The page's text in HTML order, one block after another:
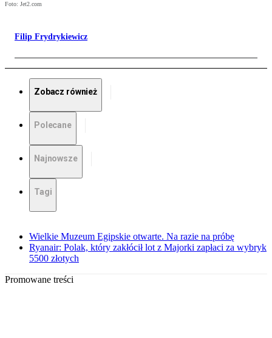
Foto: Jet2.com
Filip Frydrykiewicz
Zobacz również
Polecane
Najnowsze
Tagi
Wielkie Muzeum Egipskie otwarte. Na razie na próbę
Ryanair: Polak, który zakłócił lot z Majorki zapłaci za wybryk
5500 złotych
Promowane treści